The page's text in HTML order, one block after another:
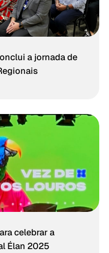
a jornada de
celebrar a
Élan 2025